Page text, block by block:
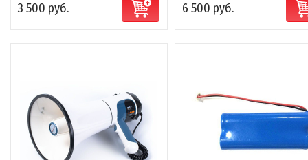
3 500 руб. 6 500 руб.